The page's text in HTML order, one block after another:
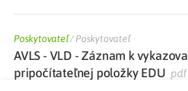
Poskytovateľ/Poskytovateľ
AVLS - VLD - Záznam k
pripočítateľnej položky EDU pdf